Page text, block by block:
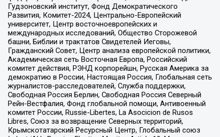
Гудзоновский институт, Фонд Демократического
Развития, Комитет-2024, Центрально-Европейский
университет, Центр восточноевропейских и
международных исследований, Общество Сторожевой
башни, Библии и трактатов Свидетелей Иеговы,
Гражданский Совет, Центр анализа европейской политики,
Академическая сеть Восточная Европа, Российский
комитет действия, РЭНД корпорейшн, Русская Америка за
демократию в России, Настоящая Россия, Глобальная сеть
журналистов-расследователей, Служба поддержки,
Свободная Россия Берлин, Свободная Россия Северный
Рейн-Вестфалия, Фонд глобальной помощи, Антивоенный
комитет России, Russie-Libertes, La Asocicion de Rusos
Libres, Союз за возвращение Северных территорий,
Крымскотатарский Ресурсный Центр, Глобальный союз